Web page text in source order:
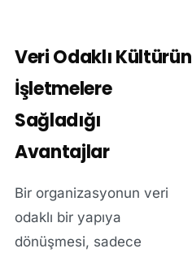
Veri Odaklı Kültürün
İşletmelere
Sağladığı
Avantajlar
Bir organizasyonun veri
odaklı bir yapıya
dönüşmesi, sadece